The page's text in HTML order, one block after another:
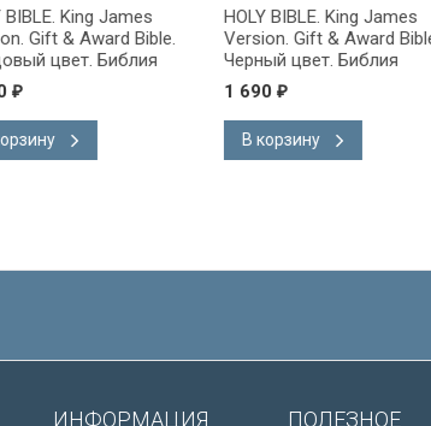
James
Bible.
слова
HOLY BIBLE. King James
Version. Gift & Award Bible.
Черный цвет. Библия
Короля Иакова на
английском языке.
Словарь, карты, закладка,
подарочная вкладка, слова
С
ИНФОРМАЦИЯ ПОЛЕЗНОЕ